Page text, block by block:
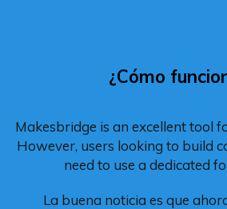
¿Cómo
Makesbridge is an excellent tool
However, users looking to build
need to use a dedicated
La buena noticia es que